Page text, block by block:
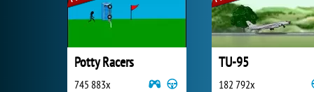
Potty Racers
745 883x
TU-95
182 792x